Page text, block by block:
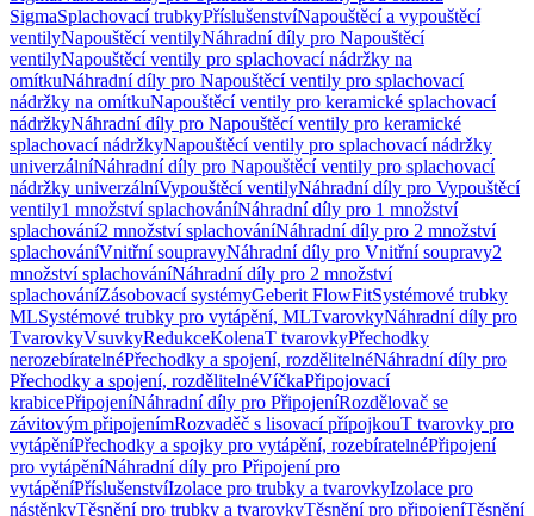
SigmaSplachovací trubkyPříslušenstvíNapouštěcí a vypouštěcí
ventilyNapouštěcí ventilyNáhradní díly pro Napouštěcí
ventilyNapouštěcí ventily pro splachovací nádržky na
omítkuNáhradní díly pro Napouštěcí ventily pro splachovací
nádržky na omítkuNapouštěcí ventily pro keramické splachovací
nádržkyNáhradní díly pro Napouštěcí ventily pro keramické
splachovací nádržkyNapouštěcí ventily pro splachovací nádržky
univerzálníNáhradní díly pro Napouštěcí ventily pro splachovací
nádržky univerzálníVypouštěcí ventilyNáhradní díly pro Vypouštěcí
ventily1 množství splachováníNáhradní díly pro 1 množství
splachování2 množství splachováníNáhradní díly pro 2 množství
splachováníVnitřní soupravyNáhradní díly pro Vnitřní soupravy2
množství splachováníNáhradní díly pro 2 množství
splachováníZásobovací systémyGeberit FlowFitSystémové trubky
MLSystémové trubky pro vytápění, MLTvarovkyNáhradní díly pro
TvarovkyVsuvkyRedukceKolenaT tvarovkyPřechodky
nerozebíratelnéPřechodky a spojení, rozdělitelnéNáhradní díly pro
Přechodky a spojení, rozdělitelnéVíčkaPřipojovací
krabicePřipojeníNáhradní díly pro PřipojeníRozdělovač se
závitovým připojenímRozvaděč s lisovací přípojkouT tvarovky pro
vytápěníPřechodky a spojky pro vytápění, rozebíratelnéPřipojení
pro vytápěníNáhradní díly pro Připojení pro
vytápěníPříslušenstvíIzolace pro trubky a tvarovkyIzolace pro
nástěnkyTěsnění pro trubky a tvarovkyTěsnění pro připojeníTěsnění